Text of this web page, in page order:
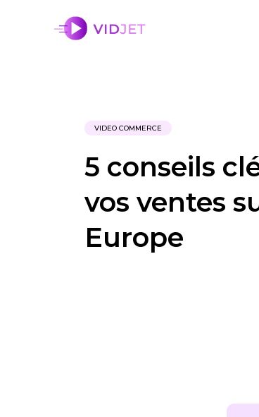
VIDEO COMMERCE
5 conseils
vos ventes
Europe